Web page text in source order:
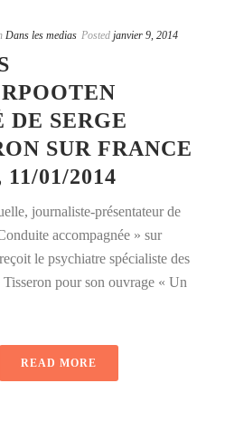
Dans les medias Posted janvier 9, 2014
SERGE
SUR FRANCE
01/2014
journaliste-présentateur de
accompagnée » sur
le psychiatre spécialiste des
Tisseron pour son ouvrage « Un
READ MORE